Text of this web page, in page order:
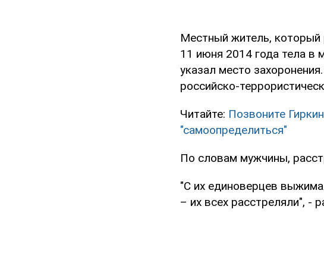
Местный житель, который
11 июня 2014 года тела в
указал место
российско-
Читайте: Позвоните
"самоопределиться"
По словам мужчины,
"С их единоверцев
– их всех расстреляли", -